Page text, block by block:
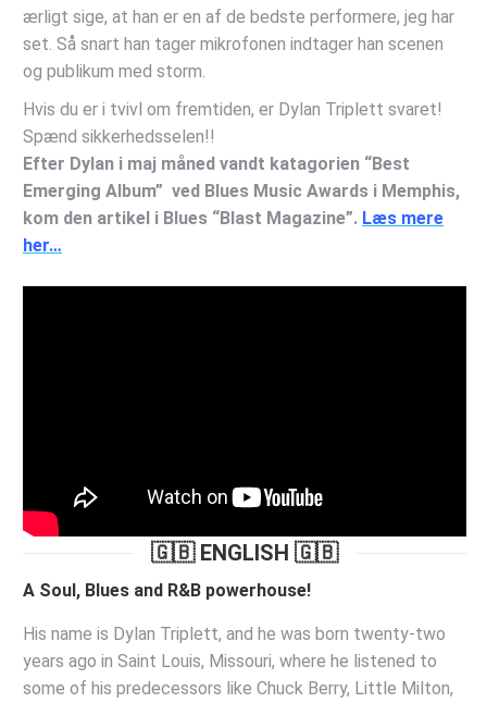
ærligt sige, at han er en af de bedste performere, jeg har
set. Så snart han tager mikrofonen indtager han scenen
og publikum med storm.
Hvis du er i tvivl om fremtiden, er Dylan Triplett svaret!
Spænd sikkerhedsselen!!
Efter Dylan i maj måned vandt katagorien “Best
Emerging Album” ved Blues Music Awards i Memphis,
kom den artikel i Blues “Blast Magazine”. Læs mere
her…
🇬🇧 ENGLISH 🇬🇧
A Soul, Blues and R&B powerhouse!
His name is Dylan Triplett, and he was born twenty-two
years ago in Saint Louis, Missouri, where he listened to
some of his predecessors like Chuck Berry, Little Milton,